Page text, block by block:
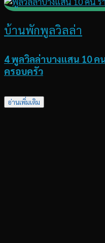
บ้านพักพูลวิลล่า
4 พูลวิลล่าบางแสน 10 ค
ครอบครัว
อ่านเพิ่มเติม